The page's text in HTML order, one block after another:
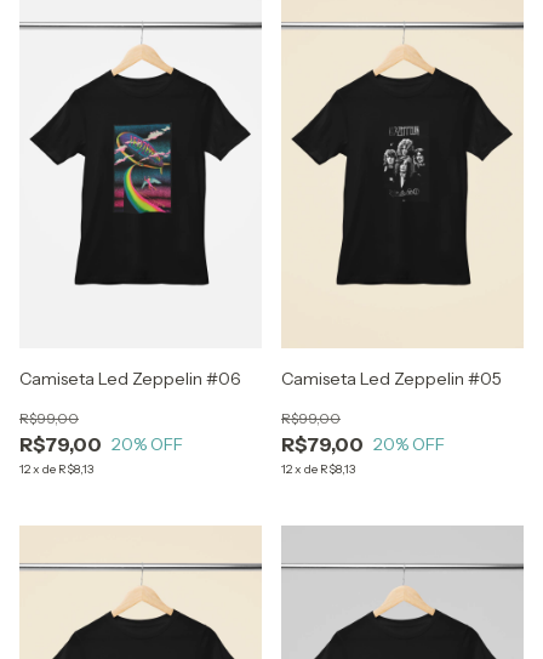
Camiseta Led Zeppelin #06
R$79,00
R$99,00
20% OFF
12x de R$8,13
Camiseta Led Zeppelin #05
R$79,00
R$99,00
20% OFF
12x de R$8,13